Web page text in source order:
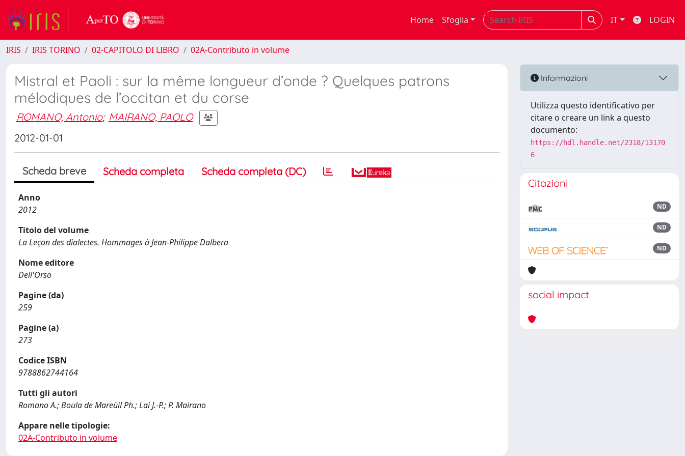
Home Sfoglia IT LOGIN
IRIS IRIS TORINO 02-CAPITOLO DI LIBRO 02A-Contributo in volume
Mistral et Paoli : sur la même longueur d’onde ? Quelques patrons
mélodiques de l’occitan et du corse
ROMANO, Antonio; MAIRANO, PAOLO
2012-01-01
Scheda breve Scheda completa Scheda completa (DC)
Anno
2012
Titolo del volume
La Leçon des dialectes. Hommages à Jean-Philippe Dalbera
Nome editore
Dell'Orso
Pagine (da)
259
Pagine (a)
273
Codice ISBN
9788862744164
Tutti gli autori
Romano A.; Boula de Mareüil Ph.; Lai J.-P.; P. Mairano
Appare nelle tipologie:
02A-Contributo in volume
Informazioni
Utilizza questo identificativo per
citare o creare un link a questo
documento:
https://hdl.handle.net/2318/13170
6
Citazioni
ND
ND
ND
social impact